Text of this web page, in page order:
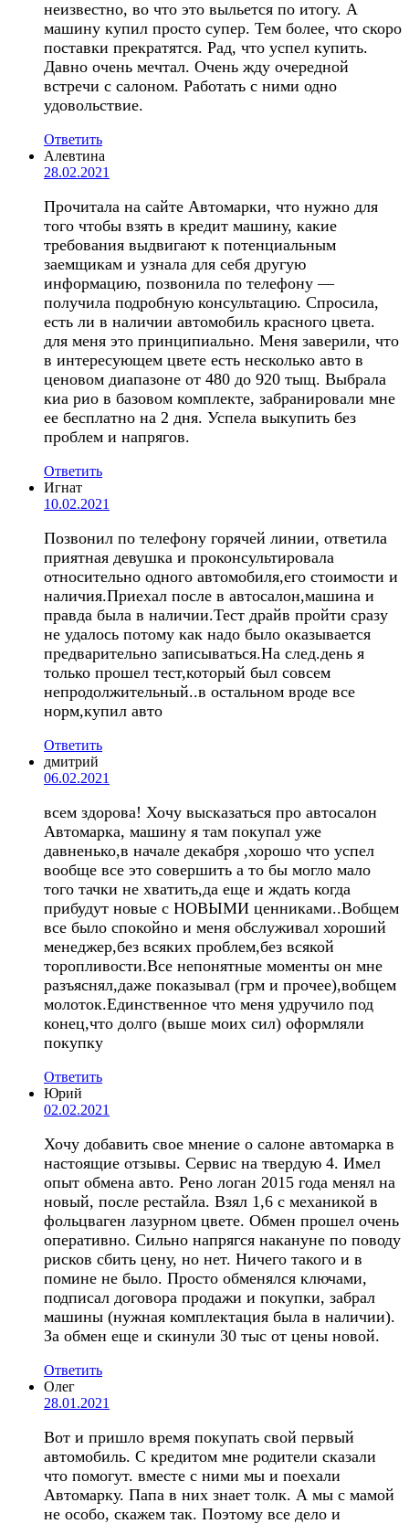
неизвестно, во что это выльется по итогу. А
машину купил просто супер. Тем более, что скоро
поставки прекратятся. Рад, что успел купить.
Давно очень мечтал. Очень жду очередной
встречи с салоном. Работать с ними одно
удовольствие.
Ответить
Алевтина
28.02.2021
Прочитала на сайте Автомарки, что нужно для
того чтобы взять в кредит машину, какие
требования выдвигают к потенциальным
заемщикам и узнала для себя другую
информацию, позвонила по телефону —
получила подробную консультацию. Спросила,
есть ли в наличии автомобиль красного цвета.
для меня это принципиально. Меня заверили, что
в интересующем цвете есть несколько авто в
ценовом диапазоне от 480 до 920 тыщ. Выбрала
киа рио в базовом комплекте, забранировали мне
ее бесплатно на 2 дня. Успела выкупить без
проблем и напрягов.
Ответить
Игнат
10.02.2021
Позвонил по телефону горячей линии, ответила
приятная девушка и проконсультировала
относительно одного автомобиля,его стоимости и
наличия.Приехал после в автосалон,машина и
правда была в наличии.Тест драйв пройти сразу
не удалось потому как надо было оказывается
предварительно записываться.На след.день я
только прошел тест,который был совсем
непродолжительный..в остальном вроде все
норм,купил авто
Ответить
дмитрий
06.02.2021
всем здорова! Хочу высказаться про автосалон
Автомарка, машину я там покупал уже
давненько,в начале декабря ,хорошо что успел
вообще все это совершить а то бы могло мало
того тачки не хватить,да еще и ждать когда
прибудут новые с НОВЫМИ ценниками..Вобщем
все было спокойно и меня обслуживал хороший
менеджер,без всяких проблем,без всякой
торопливости.Все непонятные моменты он мне
разъяснял,даже показывал (грм и прочее),вобщем
молоток.Единственное что меня удручило под
конец,что долго (выше моих сил) оформляли
покупку
Ответить
Юрий
02.02.2021
Хочу добавить свое мнение о салоне автомарка в
настоящие отзывы. Сервис на твердую 4. Имел
опыт обмена авто. Рено логан 2015 года менял на
новый, после рестайла. Взял 1,6 с механикой в
фольцваген лазурном цвете. Обмен прошел очень
оперативно. Сильно напрягся накануне по поводу
рисков сбить цену, но нет. Ничего такого и в
помине не было. Просто обменялся ключами,
подписал договора продажи и покупки, забрал
машины (нужная комплектация была в наличии).
За обмен еще и скинули 30 тыс от цены новой.
Ответить
Олег
28.01.2021
Вот и пришло время покупать свой первый
автомобиль. С кредитом мне родители сказали
что помогут. вместе с ними мы и поехали
Автомарку. Папа в них знает толк. А мы с мамой
не особо, скажем так. Поэтому все дело и